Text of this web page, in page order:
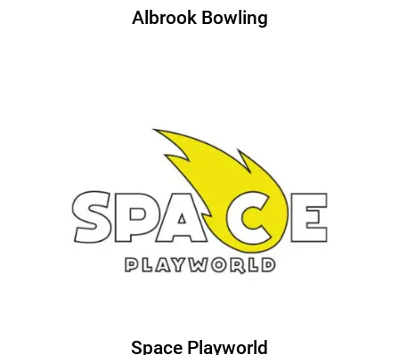
Albrook Bowling
Space Playworld